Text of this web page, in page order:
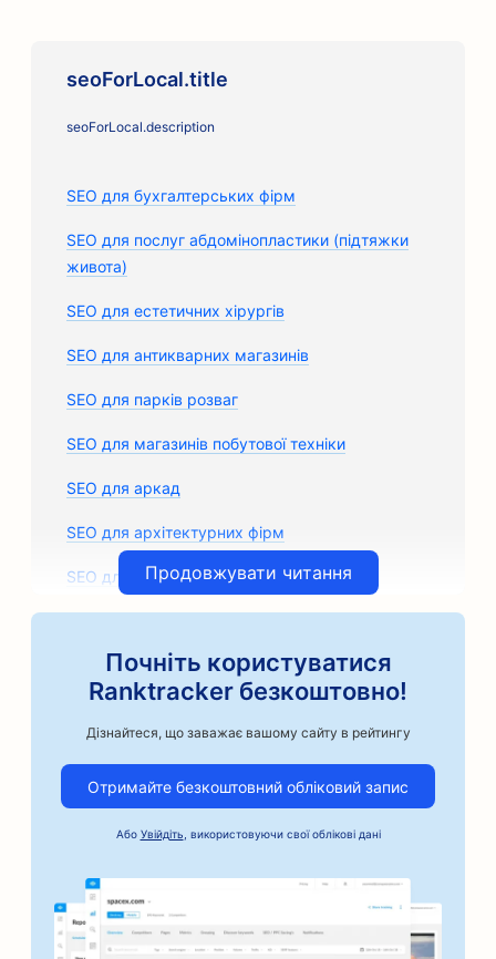
seoForLocal.title
seoForLocal.description
SEO для бухгалтерських фірм
SEO для послуг абдомінопластики (підтяжки
живота)
SEO для естетичних хірургів
SEO для антикварних магазинів
SEO для парків розваг
SEO для магазинів побутової техніки
SEO для аркад
SEO для архітектурних фірм
SEO для кузовних майстерень
SEO для художніх класів
SEO для послуг застави під заставу
SEO для автомобільного бізнесу
SEO для пекарень
SEO для перукарень
Продовжувати читання
Почніть користуватися
Ranktracker безкоштовно!
Дізнайтеся, що заважає вашому сайту в рейтингу
Отримайте безкоштовний обліковий запис
Або Увійдіть , використовуючи свої облікові дані